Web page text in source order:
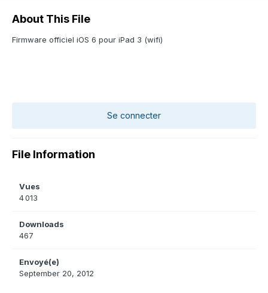
About This File
Firmware officiel iOS 6 pour iPad 3 (wifi)
Se connecter
File Information
Vues
4 013
Downloads
467
Envoyé(e)
September 20, 2012